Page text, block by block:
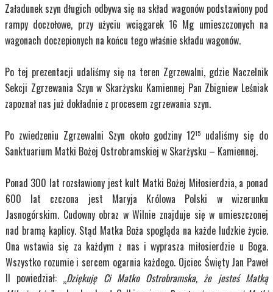
Załadunek szyn długich odbywa się na skład wagonów podstawiony pod
rampy doczołowe, przy użyciu wciągarek 16 Mg umieszczonych na
wagonach doczepionych na końcu tego właśnie składu wagonów.
Po tej prezentacji udaliśmy się na teren Zgrzewalni, gdzie Naczelnik
Sekcji Zgrzewania Szyn w Skarżysku Kamiennej Pan Zbigniew Leśniak
zapoznał nas już dokładnie z procesem zgrzewania szyn.
Po zwiedzeniu Zgrzewalni Szyn około godziny 1215 udaliśmy się do
Sanktuarium Matki Bożej Ostrobramskiej w Skarżysku – Kamiennej.
Ponad 300 lat rozsławiony jest kult Matki Bożej Miłosierdzia, a ponad
600 lat czczona jest Maryja Królowa Polski w wizerunku
Jasnogórskim. Cudowny obraz w Wilnie znajduje się w umieszczonej
nad bramą kaplicy. Stąd Matka Boża spogląda na każde ludzkie życie.
Ona wstawia się za każdym z nas i wyprasza miłosierdzie u Boga.
Wszystko rozumie i sercem ogarnia każdego. Ojciec Święty Jan Paweł
II powiedział: „Dziękuję Ci Matko Ostrobramska, że jesteś Matką